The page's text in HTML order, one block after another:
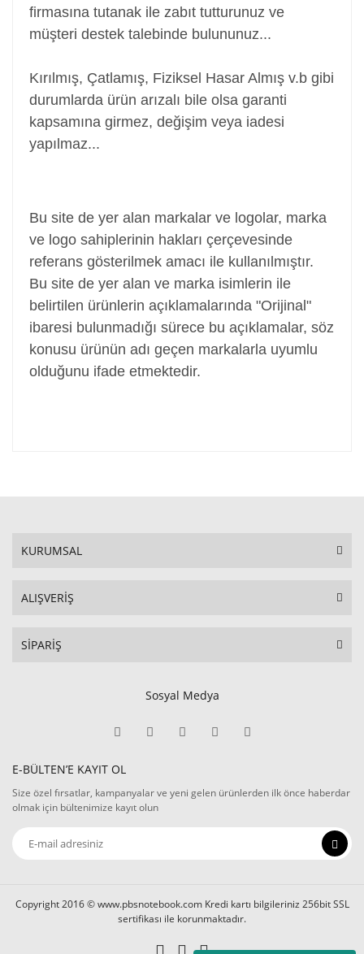
firmasına tutanak ile zabıt tutturunuz ve
müşteri destek talebinde bulununuz...
Kırılmış, Çatlamış, Fiziksel Hasar Almış v.b gibi
durumlarda ürün arızalı bile olsa garanti
kapsamına girmez, değişim veya iadesi
yapılmaz...
Bu site de yer alan markalar ve logolar, marka
ve logo sahiplerinin hakları çerçevesinde
referans gösterilmek amacı ile kullanılmıştır.
Bu site de yer alan ve marka isimlerin ile
belirtilen ürünlerin açıklamalarında "Orijinal"
ibaresi bulunmadığı sürece bu açıklamalar, söz
konusu ürünün adı geçen markalarla uyumlu
olduğunu ifade etmektedir.
KURUMSAL
ALIŞVERİŞ
SİPARİŞ
Sosyal Medya
E-BÜLTEN’E KAYIT OL
Size özel fırsatlar, kampanyalar ve yeni gelen ürünlerden ilk önce haberdar
olmak için bültenimize kayıt olun
Copyright 2016 © www.pbsnotebook.com Kredi kartı bilgileriniz 256bit SSL
sertifikası ile korunmaktadır.